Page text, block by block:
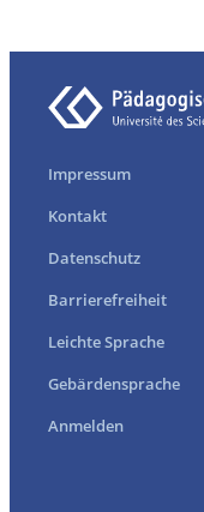
Impressum
Kontakt
Datenschutz
Barrierefreiheit
Leichte Sprache
Gebärdensprache
Anmelden